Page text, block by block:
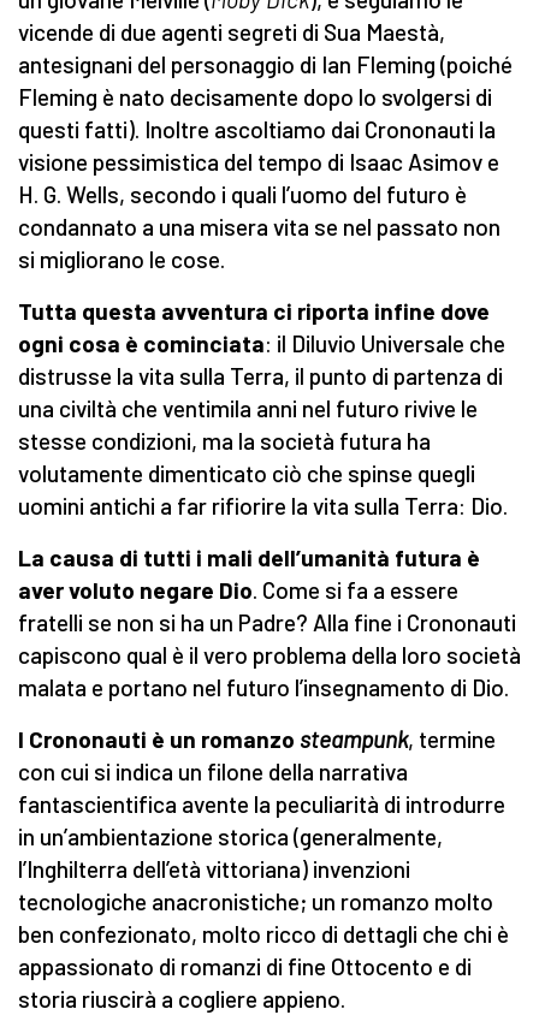
vicende di due agenti segreti di Sua Maestà,
antesignani del personaggio di Ian Fleming (poiché
Fleming è nato decisamente dopo lo svolgersi di
questi fatti). Inoltre ascoltiamo dai Crononauti la
visione pessimistica del tempo di Isaac Asimov e
H. G. Wells, secondo i quali l’uomo del futuro è
condannato a una misera vita se nel passato non
si migliorano le cose.
Tutta questa avventura ci riporta infine dove
ogni cosa è cominciata: il Diluvio Universale che
distrusse la vita sulla Terra, il punto di partenza di
una civiltà che ventimila anni nel futuro rivive le
stesse condizioni, ma la società futura ha
volutamente dimenticato ciò che spinse quegli
uomini antichi a far rifiorire la vita sulla Terra: Dio.
La causa di tutti i mali dell’umanità futura è
aver voluto negare Dio. Come si fa a essere
fratelli se non si ha un Padre? Alla fine i Crononauti
capiscono qual è il vero problema della loro società
malata e portano nel futuro l’insegnamento di Dio.
I Crononauti è un romanzo steampunk, termine
con cui si indica un filone della narrativa
fantascientifica avente la peculiarità di introdurre
in un’ambientazione storica (generalmente,
l’Inghilterra dell’età vittoriana) invenzioni
tecnologiche anacronistiche; un romanzo molto
ben confezionato, molto ricco di dettagli che chi è
appassionato di romanzi di fine Ottocento e di
storia riuscirà a cogliere appieno.